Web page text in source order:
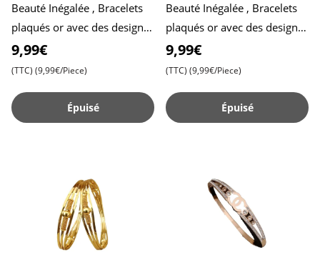
Beauté Inégalée , Bracelets
plaqués or avec des designs
uniques pour un style
exceptionnel - Lot de
9,99€
(TTC) (9,99€/Piece)
Épuisé
Beauté Inégalée , Bracelets
plaqués or avec des designs
uniques pour un style
exceptionnel - Lot de
9,99€
(TTC) (9,99€/Piece)
Épuisé